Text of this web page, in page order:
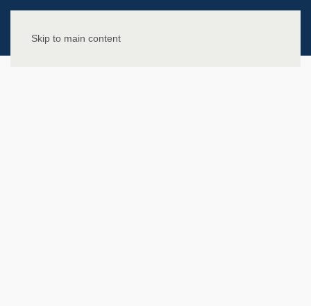
Skip to main content